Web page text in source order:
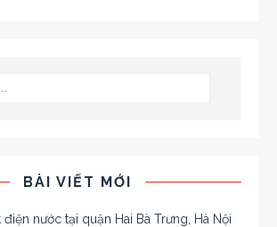
BÀI VIẾT MỚI
nước tại quận Hai Bà Trưng, Hà Nội